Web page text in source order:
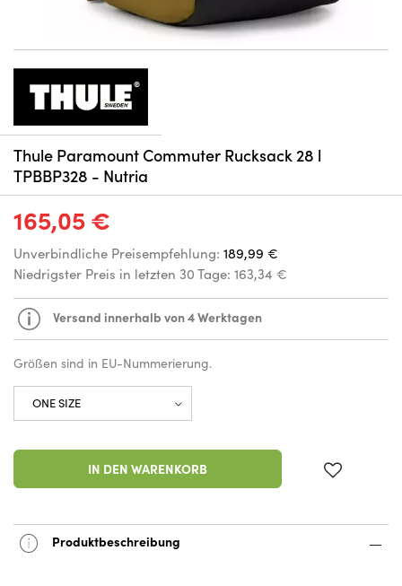
Thule Paramount Commuter Rucksack 28 l
TPBBP328 - Nutria
165,05 €
Unverbindliche Preisempfehlung: 189,99 €
Niedrigster Preis in letzten 30 Tage: 163,34 €
Versand innerhalb von 4 Werktagen
Größen sind in EU-Nummerierung.
IN DEN WARENKORB
Produktbeschreibung